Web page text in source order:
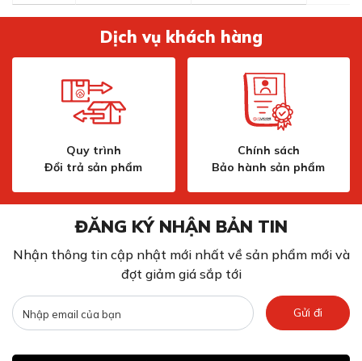
Dịch vụ khách hàng
Quy trình
Đổi trả sản phẩm
Chính sách
Bảo hành sản phẩm
ĐĂNG KÝ NHẬN BẢN TIN
Nhận thông tin cập nhật mới nhất về sản phẩm mới và
đợt giảm giá sắp tới
Gửi đi